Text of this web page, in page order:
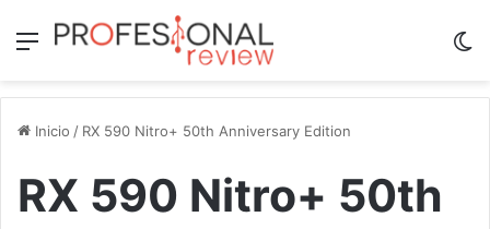
Menú
Inicio / RX 590 Nitro+ 50th Anniversary Edition
RX 590 Nitro+ 50th